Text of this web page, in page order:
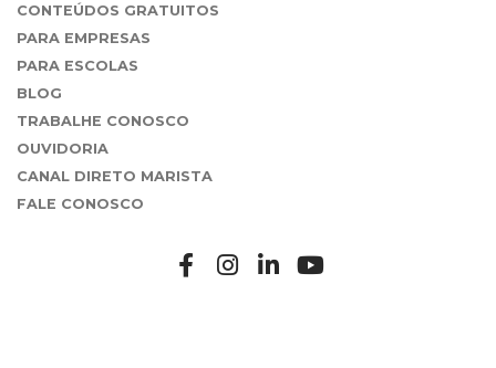
CONTEÚDOS GRATUITOS
PARA EMPRESAS
PARA ESCOLAS
BLOG
TRABALHE CONOSCO
OUVIDORIA
CANAL DIRETO MARISTA
FALE CONOSCO